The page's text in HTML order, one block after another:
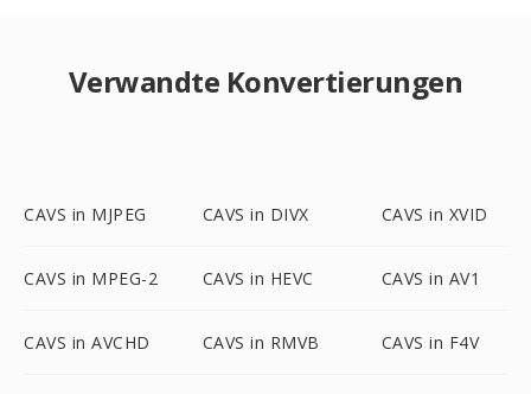
Verwandte Konvertierungen
CAVS in MJPEG CAVS in DIVX CAVS in XVID
CAVS in MPEG-2 CAVS in HEVC CAVS in AV1
CAVS in AVCHD CAVS in RMVB CAVS in F4V